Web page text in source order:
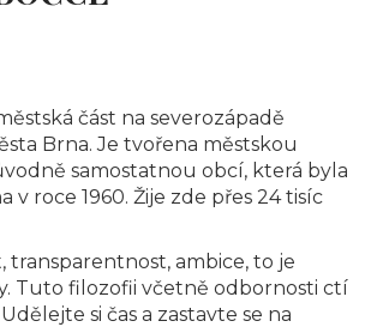
část na severozápadě
Brna. Je tvořena městskou
samostatnou obcí, která byla
v roce 1960. Žije zde přes 24 tisíc
transparentnost, ambice, to je
Tuto filozofii včetně odbornosti ctí
si čas a zastavte se na